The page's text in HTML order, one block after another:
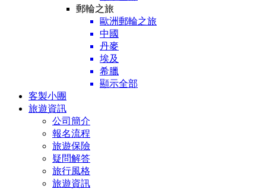
郵輪之旅
歐洲郵輪之旅
中國
丹麥
埃及
希臘
顯示全部
客製小團
旅遊資訊
公司簡介
報名流程
旅遊保險
疑問解答
旅行風格
旅遊資訊